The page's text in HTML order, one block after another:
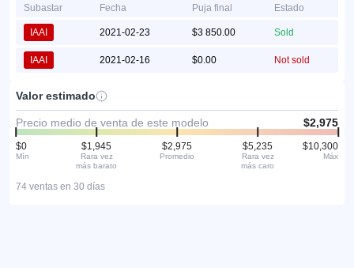
Subastar Fecha Puja final Estado
IAAI 2021-02-23 $3 850.00 Sold
IAAI 2021-02-16 $0.00 Not sold
Valor estimado
Precio medio de venta de este modelo $2,975
$0
Mín
$1,945
Rara vez
más barato
$2,975
Promedio
$5,235
Rara vez
más caro
$10,300
Máx
74 ventas en 30 días